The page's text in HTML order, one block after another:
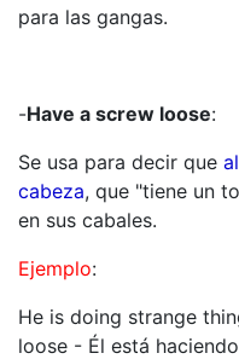
para las gangas.
-Have a screw loose:
Se usa para decir que
cabeza, que "tiene un
en sus cabales.
Ejemplo:
He is doing strange
loose - Él está